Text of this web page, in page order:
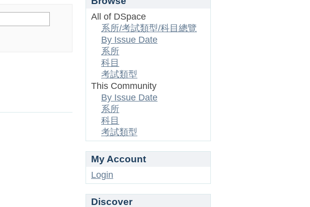
All of DSpace
系所/考試類型/科目總覽
By Issue Date
系所
科目
考試類型
This Community
By Issue Date
系所
科目
考試類型
My Account
Login
Discover